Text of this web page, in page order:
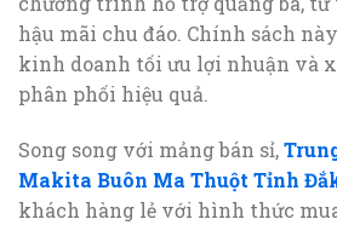
hậu mãi chu đáo. Chính sách
kinh doanh tối ưu lợi nhuận và
phân phối hiệu quả.
Song song với mảng bán sỉ,
Makita Buôn Ma Thuột Tỉnh
khách hàng lẻ với hình thức